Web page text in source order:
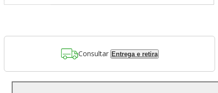
Consultar Entrega e retira